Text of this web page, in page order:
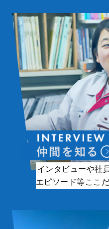
インタビューや社
エピソード等ここ